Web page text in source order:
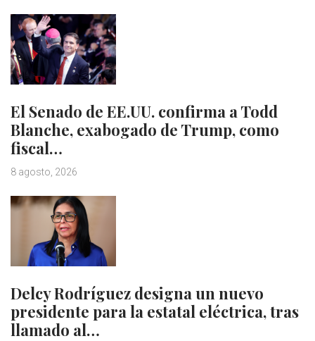
El Senado de EE.UU. confirma a Todd
Blanche, exabogado de Trump, como
fiscal…
8 agosto, 2026
Delcy Rodríguez designa un nuevo
presidente para la estatal eléctrica, tras
llamado al…